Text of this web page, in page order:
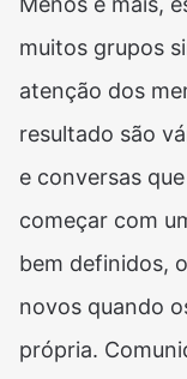
muitos grupos
atenção dos
resultado são
e conversas
começar com
bem definidos,
novos quando
própria.